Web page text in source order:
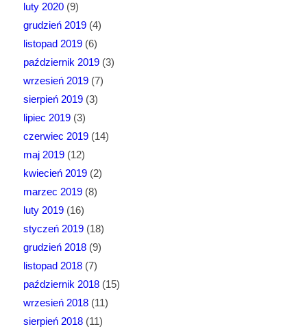
luty 2020(9)
grudzień 2019(4)
listopad 2019(6)
październik 2019(3)
wrzesień 2019(7)
sierpień 2019(3)
lipiec 2019(3)
czerwiec 2019(14)
maj 2019(12)
kwiecień 2019(2)
marzec 2019(8)
luty 2019(16)
styczeń 2019(18)
grudzień 2018(9)
listopad 2018(7)
październik 2018(15)
wrzesień 2018(11)
sierpień 2018(11)